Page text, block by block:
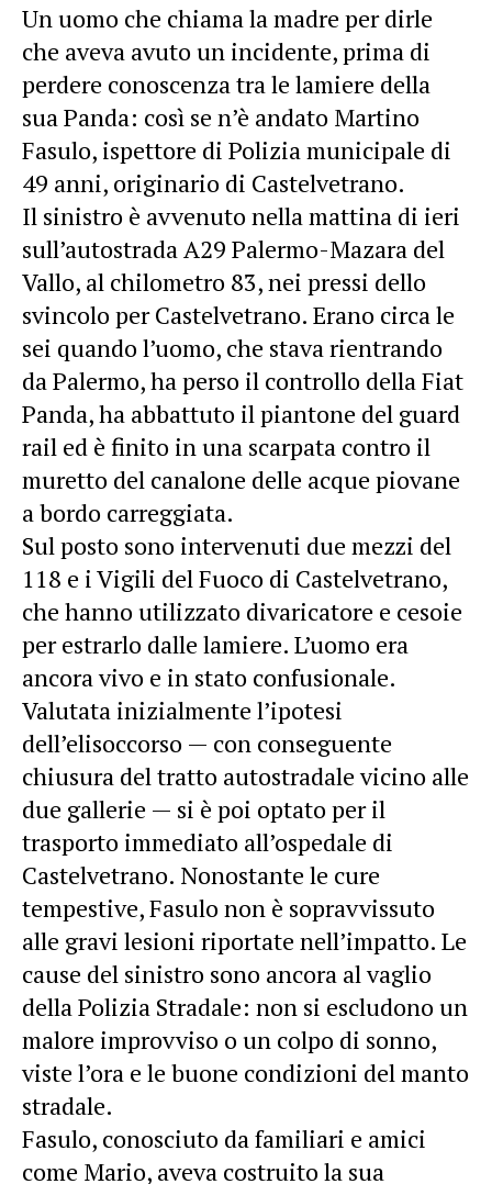
Un uomo che chiama la madre per dirle
che aveva avuto un incidente, prima di
perdere conoscenza tra le lamiere della
sua Panda: così se n’è andato Martino
Fasulo, ispettore di Polizia municipale di
49 anni, originario di Castelvetrano.
Il sinistro è avvenuto nella mattina di ieri
sull’autostrada A29 Palermo-Mazara del
Vallo, al chilometro 83, nei pressi dello
svincolo per Castelvetrano. Erano circa le
sei quando l’uomo, che stava rientrando
da Palermo, ha perso il controllo della Fiat
Panda, ha abbattuto il piantone del guard
rail ed è finito in una scarpata contro il
muretto del canalone delle acque piovane
a bordo carreggiata.
Sul posto sono intervenuti due mezzi del
118 e i Vigili del Fuoco di Castelvetrano,
che hanno utilizzato divaricatore e cesoie
per estrarlo dalle lamiere. L’uomo era
ancora vivo e in stato confusionale.
Valutata inizialmente l’ipotesi
dell’elisoccorso — con conseguente
chiusura del tratto autostradale vicino alle
due gallerie — si è poi optato per il
trasporto immediato all’ospedale di
Castelvetrano. Nonostante le cure
tempestive, Fasulo non è sopravvissuto
alle gravi lesioni riportate nell’impatto. Le
cause del sinistro sono ancora al vaglio
della Polizia Stradale: non si escludono un
malore improvviso o un colpo di sonno,
viste l’ora e le buone condizioni del manto
stradale.
Fasulo, conosciuto da familiari e amici
come Mario, aveva costruito la sua